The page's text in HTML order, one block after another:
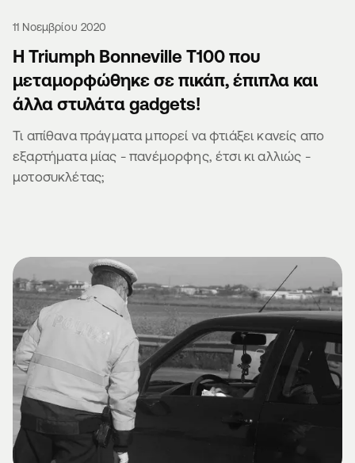
11 Νοεμβρίου 2020
Η Triumph Bonneville T100 που
μεταμορφώθηκε σε πικάπ, έπιπλα και
άλλα στυλάτα gadgets!
Τι απίθανα πράγματα μπορεί να φτιάξει κανείς απο
εξαρτήματα μίας - πανέμορφης, έτσι κι αλλιώς -
μοτοσυκλέτας;